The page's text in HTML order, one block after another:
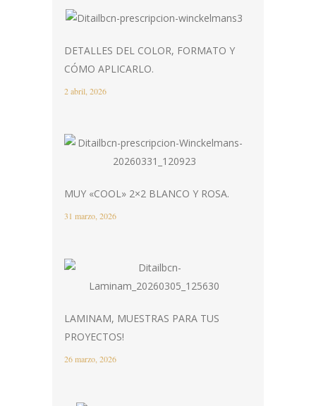
DETALLES DEL COLOR, FORMATO Y
CÓMO APLICARLO.
2 abril, 2026
MUY «COOL» 2×2 BLANCO Y ROSA.
31 marzo, 2026
LAMINAM, MUESTRAS PARA TUS
PROYECTOS!
26 marzo, 2026